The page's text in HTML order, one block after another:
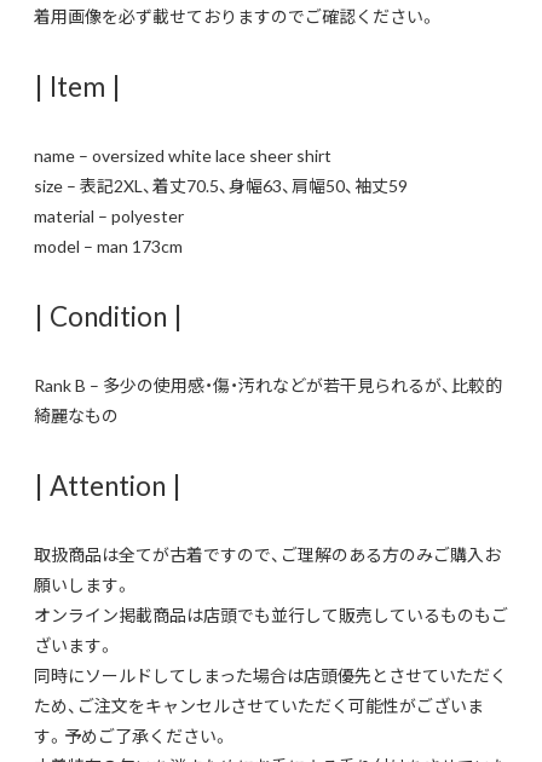
着用画像を必ず載せておりますのでご確認ください。
| Item |
name – oversized white lace sheer shirt
size – 表記2XL、着丈70.5、身幅63、肩幅50、袖丈59
material – polyester
model – man 173cm
| Condition |
Rank B – 多少の使用感・傷・汚れなどが若干見られるが、比較的
綺麗なもの
| Attention |
取扱商品は全てが古着ですので、ご理解のある方のみご購入お
願いします。
オンライン掲載商品は店頭でも並行して販売しているものもご
ざいます。
同時にソールドしてしまった場合は店頭優先とさせていただく
ため、ご注文をキャンセルさせていただく可能性がございま
す。予めご了承ください。